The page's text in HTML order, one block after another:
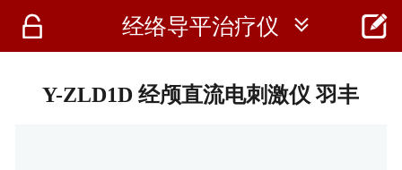
 首页
 经络导平治疗仪  
Y-ZLD1D 经颅直流电刺激仪 羽丰